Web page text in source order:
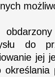
do
jej